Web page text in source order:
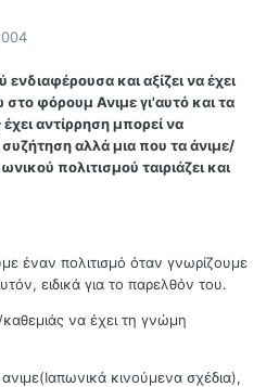
και αξίζει να έχει
φόρουμ Ανιμε γι'αυτό και τα
αντίρρηση μπορεί να
αλλά μια που τα άνιμε/
πολιτισμού ταιριάζει και
έναν πολιτισμό όταν γνωρίζουμε
ειδικά για το παρελθόν του.
να έχει τη γνώμη
κινούμενα σχέδια),